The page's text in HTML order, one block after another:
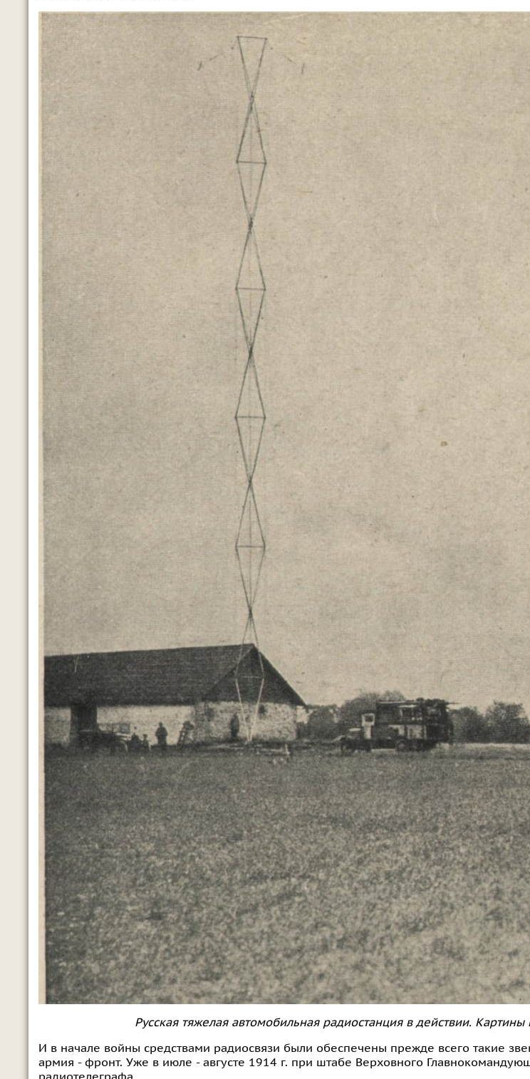
Русская тяжелая автомобильная радиостанция в действии.
И в начале войны средствами радиосвязи были обеспечены прежде всего такие
армия - фронт. Уже в июле - августе 1914 г. при штабе Верховного